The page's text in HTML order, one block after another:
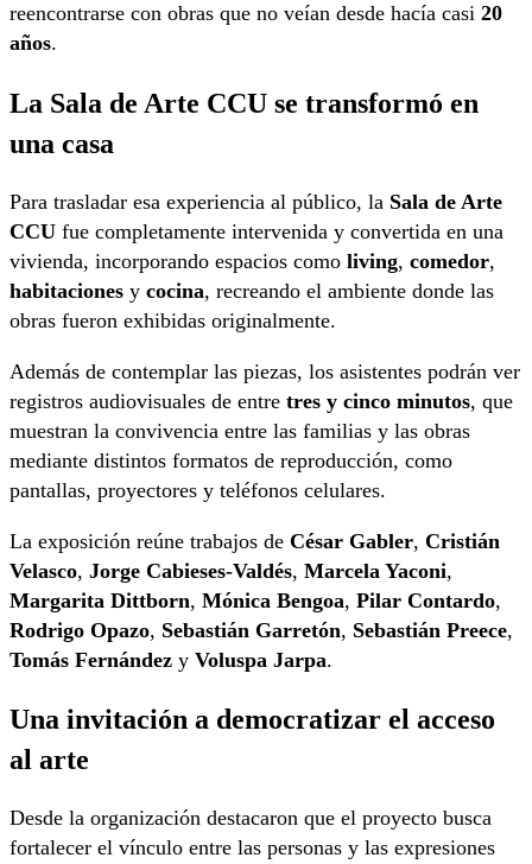
reencontrarse con obras que no veían desde hacía casi 20
años.
La Sala de Arte CCU se transformó en
una casa
Para trasladar esa experiencia al público, la Sala de Arte
CCU fue completamente intervenida y convertida en una
vivienda, incorporando espacios como living, comedor,
habitaciones y cocina, recreando el ambiente donde las
obras fueron exhibidas originalmente.
Además de contemplar las piezas, los asistentes podrán ver
registros audiovisuales de entre tres y cinco minutos, que
muestran la convivencia entre las familias y las obras
mediante distintos formatos de reproducción, como
pantallas, proyectores y teléfonos celulares.
La exposición reúne trabajos de César Gabler, Cristián
Velasco, Jorge Cabieses-Valdés, Marcela Yaconi,
Margarita Dittborn, Mónica Bengoa, Pilar Contardo,
Rodrigo Opazo, Sebastián Garretón, Sebastián Preece,
Tomás Fernández y Voluspa Jarpa.
Una invitación a democratizar el acceso
al arte
Desde la organización destacaron que el proyecto busca
fortalecer el vínculo entre las personas y las expresiones